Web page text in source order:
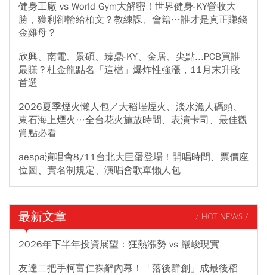
健身工廠 vs World Gym大解密！世界健身-KY營收大
勝，獲利卻輸給柏文？教練課、會籍…誰才是真正賺錢
金雞母？
欣興、南電、景碩、臻鼎-KY、金居、尖點...PCB買誰
最賺？杜金龍點名「這檔」爆炸性強漲，11月末升段
首選
2026夏季煙火懶人包／大稻埕煙火、淡水漁人碼頭、
東石海上煙火…全台花火施放時間、表演卡司、最佳觀
賞點必看
aespa演唱會8/11台北大巨蛋登場！開唱時間、票價座
位圖、實名制規定、演唱會歌單懶人包
最新文章 / HOT NEWS /
2026年下半年投資展望：狂熱漲勢 vs 嚴峻現實
友達二把手柯富仁裸辭內幕！「落後群創」成最後稻